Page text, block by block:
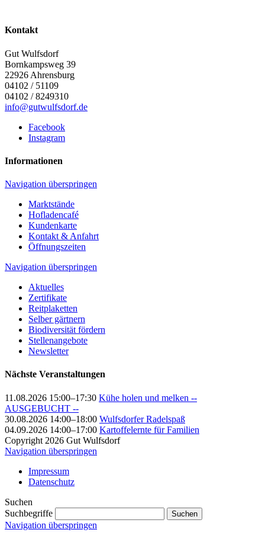
Kontakt
Gut Wulfsdorf
Bornkampsweg 39
22926 Ahrensburg
04102 / 51109
04102 / 8249310
info@gutwulfsdorf.de
Facebook
Instagram
Informationen
Navigation überspringen
Marktstände
Hofladencafé
Kundenkarte
Kontakt & Anfahrt
Öffnungszeiten
Navigation überspringen
Aktuelles
Zertifikate
Reitplaketten
Selber gärtnern
Biodiversität fördern
Stellenangebote
Newsletter
Nächste Veranstaltungen
11.08.2026 15:00–17:30 Kühe holen und melken --
AUSGEBUCHT --
30.08.2026 14:00–18:00 Wulfsdorfer Radelspaß
04.09.2026 14:00–17:00 Kartoffelernte für Familien
Copyright 2026 Gut Wulfsdorf
Navigation überspringen
Impressum
Datenschutz
Suchen
Suchbegriffe
Suchen
Navigation überspringen